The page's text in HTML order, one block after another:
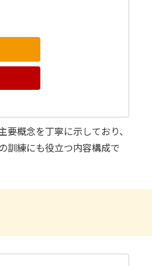
概念を丁寧に示しており、
訓練にも役立つ内容構成で